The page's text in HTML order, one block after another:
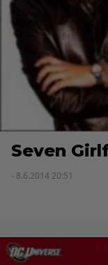
Seven
- 8.6.2014 20:51